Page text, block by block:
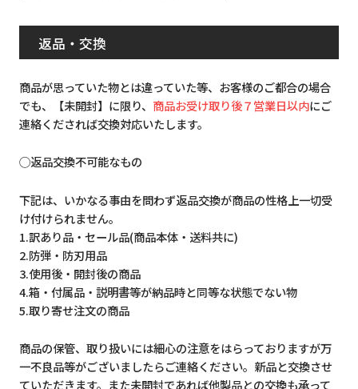
返品・交換
商品が思っていた物とは違っていた等、お客様のご都合の場合
でも、【未開封】に限り、 商品お受け取り後７営業日以内にご
連絡くだされば交換対応いたします。
◯返品交換不可能なもの
下記は、いかなる事由を問わず返品交換が商品の性格上一切受
け付けられません。
1.訳あり品・セール品(商品本体・送料共に)
2.防弾・防刃用品
3.使用後・開封後の商品
4.箱・付属品・説明書等が納品時と同等な状態でない物
5.取り寄せ注文の商品
商品の保管、取り扱いには細心の注意をはらっておりますが万
一不良品等がございましたらご連絡ください。新品と交換させ
ていただきます。また未開封であれば他製品との交換も承って